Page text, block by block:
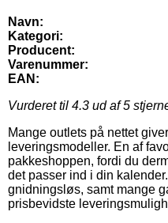
Navn:
Kategori:
Producent:
Varenummer:
EAN:
Vurderet til 4.3 ud af 5
Mange outlets på nettet
leveringsmodeller. En af
pakkeshoppen, fordi du
det passer ind i din
gnidningsløs, samt mange
prisbevidste